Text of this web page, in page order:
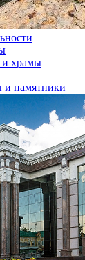
храмы
и памятники